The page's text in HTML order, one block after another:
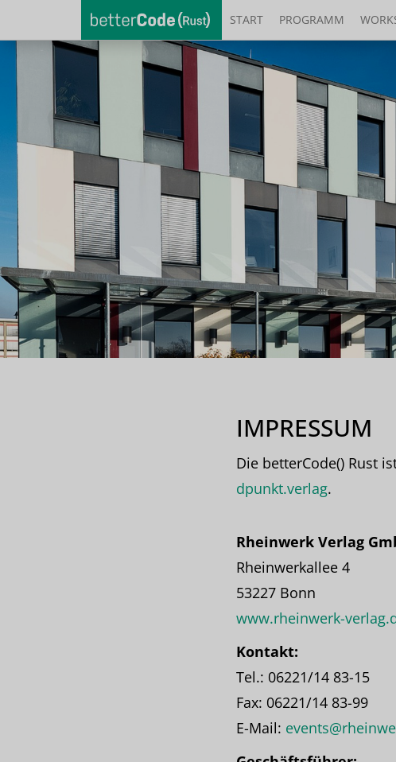
START PROGRAMM
IMPRESSUM
Die betterCode() Rust
dpunkt.verlag.
Rheinwerk Verlag
Rheinwerkallee 4
53227 Bonn
www.rheinwerk-
Kontakt:
Tel.: 06221/14 83-15
Fax: 06221/14 83-99
E-Mail: